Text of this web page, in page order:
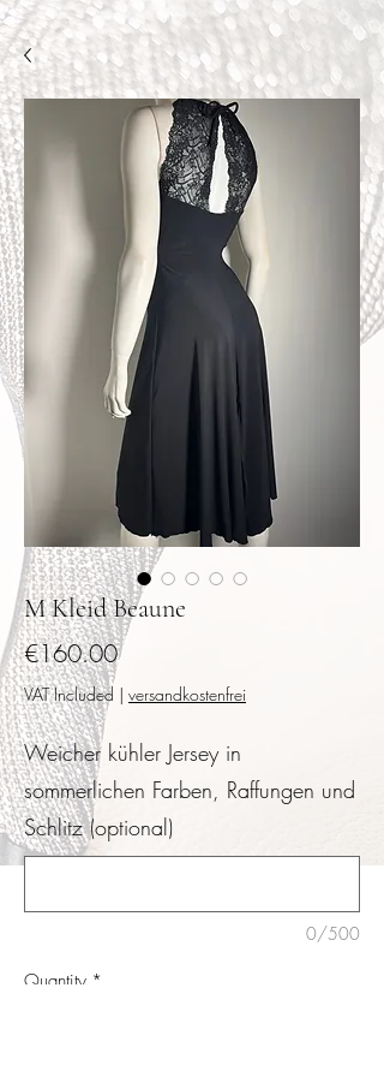
M Kleid Beaune
€160.00Price
VAT Included | versandkostenfrei
Weicher kühler Jersey in
sommerlichen Farben, Raffungen und
Schlitz (optional)
0/500
Quantity *